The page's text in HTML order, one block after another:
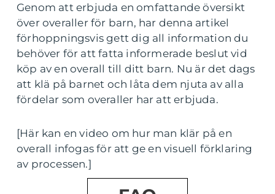
Genom att erbjuda en omfattande översikt
över overaller för barn, har denna artikel
förhoppningsvis gett dig all information du
behöver för att fatta informerade beslut vid
köp av en overall till ditt barn. Nu är det dags
att klä på barnet och låta dem njuta av alla
fördelar som overaller har att erbjuda.
[Här kan en video om hur man klär på en
overall infogas för att ge en visuell förklaring
av processen.]